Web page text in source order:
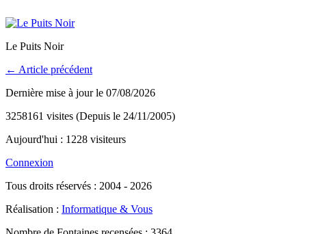
Le Puits Noir
← Article précédent
Dernière mise à jour le 07/08/2026
3258161 visites (Depuis le 24/11/2005)
Aujourd'hui : 1228 visiteurs
Connexion
Tous droits réservés : 2004 - 2026
Réalisation : Informatique & Vous